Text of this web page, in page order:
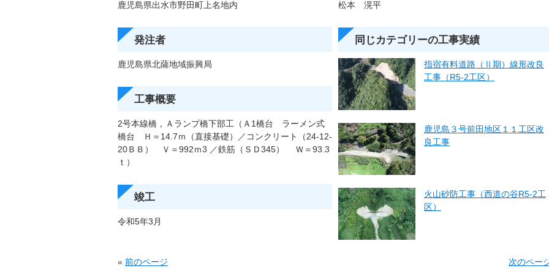
鹿児島県出水市野田町上名地内
発注者
鹿児島県北薩地域振興局
工事概要
2号本線橋，Ａランプ橋下部工（Ａ1橋台 ラーメン式
橋台 Ｈ＝14.7ｍ（直接基礎）／コンクリート（24-12-
20ＢＢ） Ｖ＝992ｍ3 ／鉄筋（ＳＤ345） Ｗ＝93.3
ｔ）
竣工
令和5年3月
松本 滉平
同じカテゴリーの工事実績
指宿有料道路（Ⅱ期）線形改良
工事（R5-2工区）
鹿児島３号前田地区１１工区改
良工事
火山砂防工事（西道の谷R5-2工
区）
« 前のページ 次のペー